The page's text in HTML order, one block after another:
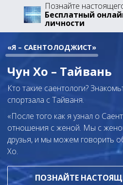
Познайте
Бесплатный
личности
«Я – САЕНТОЛОДЖИСТ»
Чун Хо – Тайвань
Кто такие саентологи?
спортзала с Тайваня.
«После того как я узнал о
отношения с женой. Мы с
друзья, и мы можем говорить
Хо.
ПОЗНАЙТЕ